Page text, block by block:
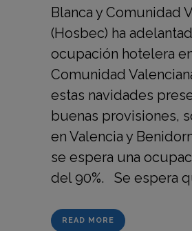
Blanca y Comunidad
(Hosbec) ha
ocupación hotelera
Comunidad
estas navidades
buenas provisiones,
en Valencia y
se espera una
del 90%. Se espera
READ MORE